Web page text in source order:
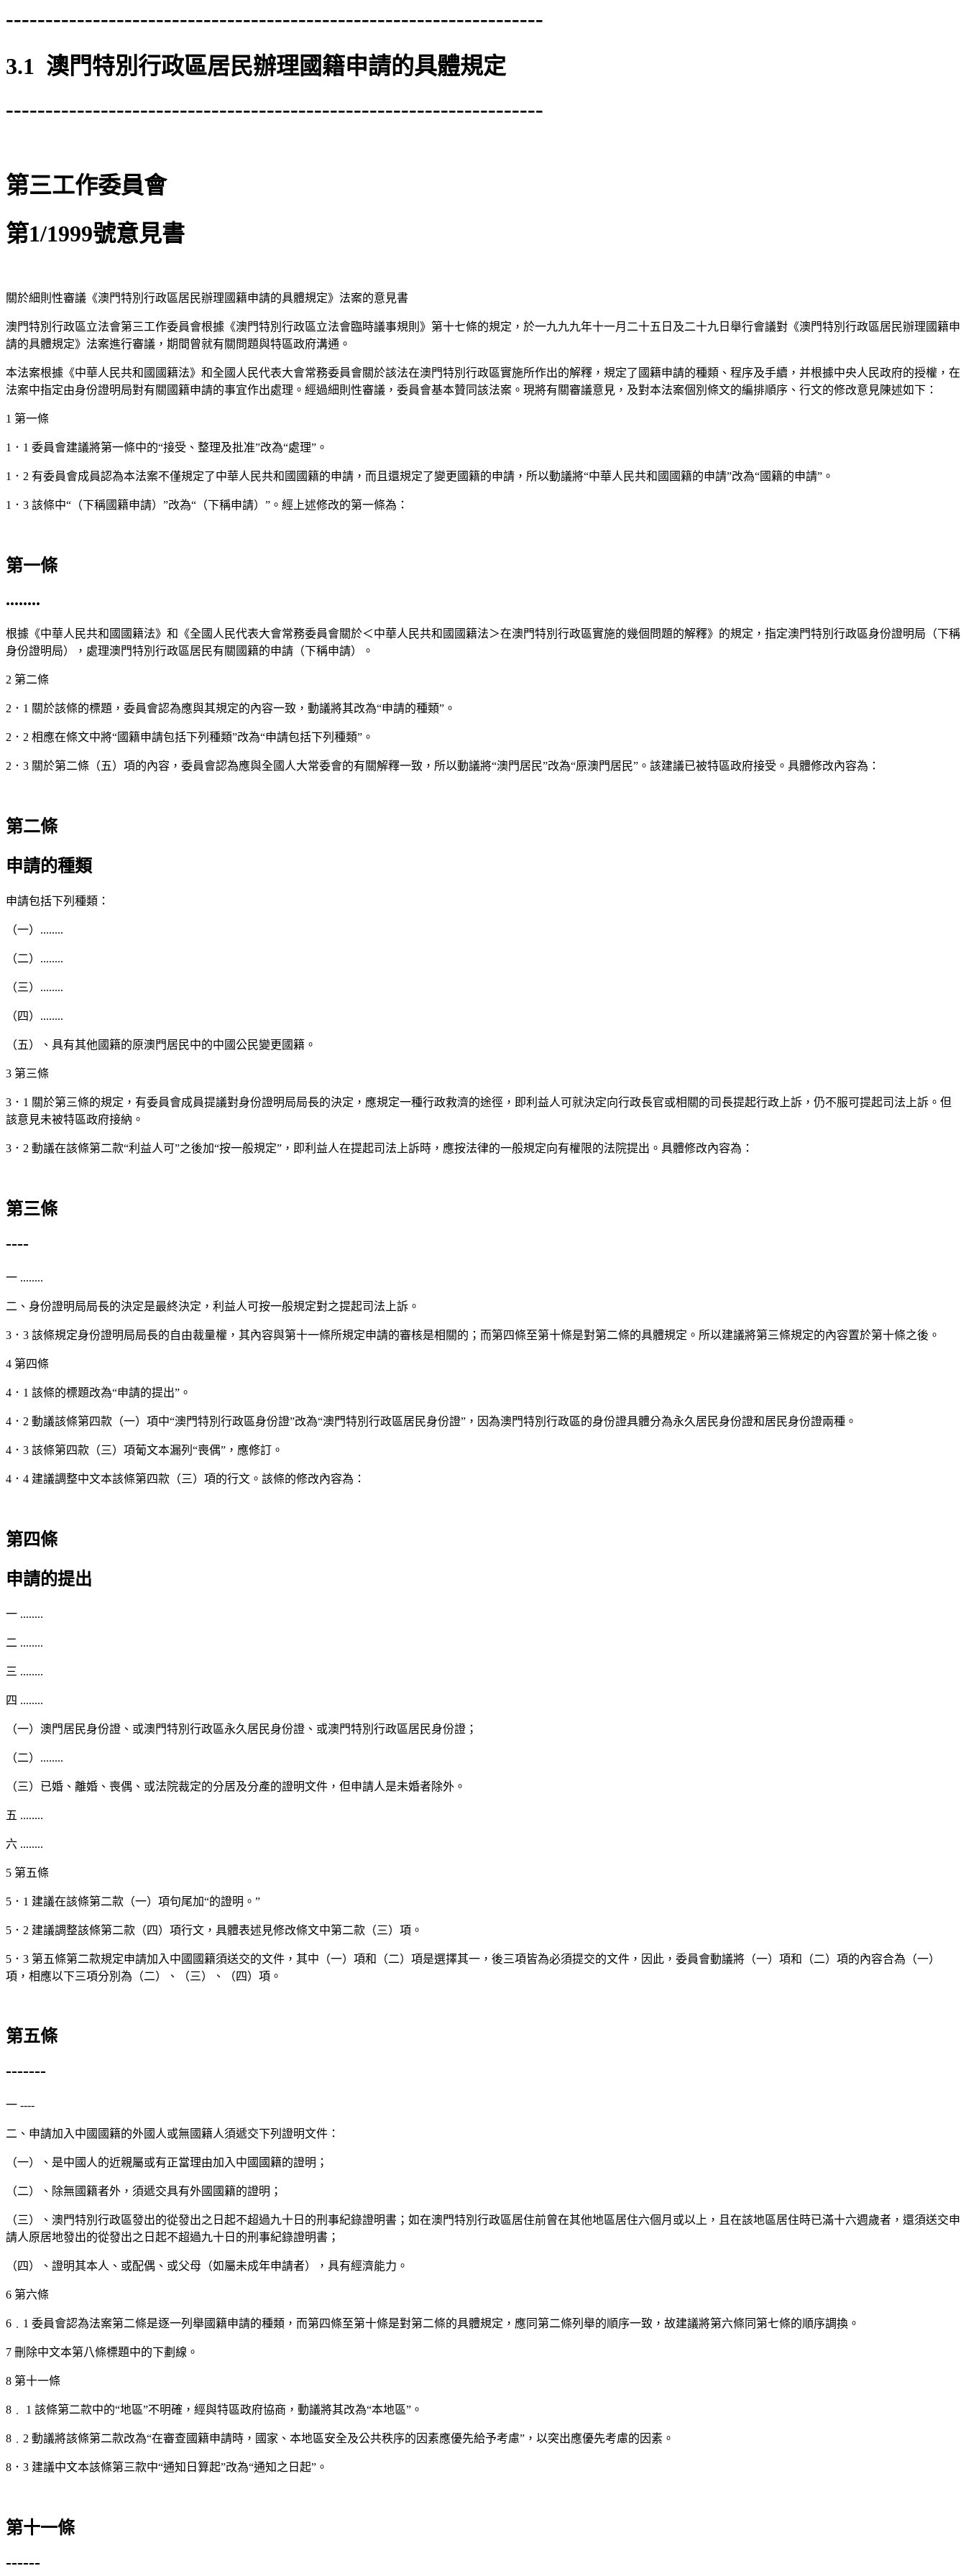
--------------------------------------------------------------------
3.1 澳門特別行政區居民辦理國籍申請的具體規定
--------------------------------------------------------------------
第三工作委員會
第1/1999號意見書
關於細則性審議《澳門特別行政區居民辦理國籍申請的具體規定》法案的意見書
澳門特別行政區立法會第三工作委員會根據《澳門特別行政區立法會臨時議事規則》第十七條的規定，於一九九九年十一月二十五日及二十九日舉行會議對《澳門特別行政區居民辦理國籍申
請的具體規定》法案進行審議，期間曾就有關問題與特區政府溝通。
本法案根據《中華人民共和國國籍法》和全國人民代表大會常務委員會關於該法在澳門特別行政區實施所作出的解釋，規定了國籍申請的種類、程序及手續，并根據中央人民政府的授權，在
法案中指定由身份證明局對有關國籍申請的事宜作出處理。經過細則性審議，委員會基本贊同該法案。現將有關審議意見，及對本法案個別條文的編排順序、行文的修改意見陳述如下：
1 第一條
1．1 委員會建議將第一條中的“接受、整理及批准”改為“處理”。
1．2 有委員會成員認為本法案不僅規定了中華人民共和國國籍的申請，而且還規定了變更國籍的申請，所以動議將“中華人民共和國國籍的申請”改為“國籍的申請”。
1．3 該條中“（下稱國籍申請）”改為“（下稱申請）”。經上述修改的第一條為：
第一條
........
根據《中華人民共和國國籍法》和《全國人民代表大會常務委員會關於＜中華人民共和國國籍法＞在澳門特別行政區實施的幾個問題的解釋》的規定，指定澳門特別行政區身份證明局（下稱
身份證明局），處理澳門特別行政區居民有關國籍的申請（下稱申請）。
2 第二條
2．1 關於該條的標題，委員會認為應與其規定的內容一致，動議將其改為“申請的種類”。
2．2 相應在條文中將“國籍申請包括下列種類”改為“申請包括下列種類”。
2．3 關於第二條（五）項的內容，委員會認為應與全國人大常委會的有關解釋一致，所以動議將“澳門居民”改為“原澳門居民”。該建議已被特區政府接受。具體修改內容為：
第二條
申請的種類
申請包括下列種類：
（一）........
（二）........
（三）........
（四）........
（五）、具有其他國籍的原澳門居民中的中國公民變更國籍。
3 第三條
3．1 關於第三條的規定，有委員會成員提議對身份證明局局長的決定，應規定一種行政救濟的途徑，即利益人可就決定向行政長官或相關的司長提起行政上訴，仍不服可提起司法上訴。但
該意見未被特區政府接納。
3．2 動議在該條第二款“利益人可”之後加“按一般規定”，即利益人在提起司法上訴時，應按法律的一般規定向有權限的法院提出。具體修改內容為：
第三條
----
一 ........
二、身份證明局局長的決定是最終決定，利益人可按一般規定對之提起司法上訴。
3．3 該條規定身份證明局局長的自由裁量權，其內容與第十一條所規定申請的審核是相關的；而第四條至第十條是對第二條的具體規定。所以建議將第三條規定的內容置於第十條之後。
4 第四條
4．1 該條的標題改為“申請的提出”。
4．2 動議該條第四款（一）項中“澳門特別行政區身份證”改為“澳門特別行政區居民身份證”，因為澳門特別行政區的身份證具體分為永久居民身份證和居民身份證兩種。
4．3 該條第四款（三）項葡文本漏列“喪偶”，應修訂。
4．4 建議調整中文本該條第四款（三）項的行文。該條的修改內容為：
第四條
申請的提出
一 ........
二 ........
三 ........
四 ........
（一）澳門居民身份證、或澳門特別行政區永久居民身份證、或澳門特別行政區居民身份證；
（二）........
（三）已婚、離婚、喪偶、或法院裁定的分居及分產的證明文件，但申請人是未婚者除外。
五 ........
六 ........
5 第五條
5．1 建議在該條第二款（一）項句尾加“的證明。”
5．2 建議調整該條第二款（四）項行文，具體表述見修改條文中第二款（三）項。
5．3 第五條第二款規定申請加入中國國籍須送交的文件，其中（一）項和（二）項是選擇其一，後三項皆為必須提交的文件，因此，委員會動議將（一）項和（二）項的內容合為（一）
項，相應以下三項分別為（二）、（三）、（四）項。
第五條
-------
一 ----
二、申請加入中國國籍的外國人或無國籍人須遞交下列證明文件：
（一）、是中國人的近親屬或有正當理由加入中國國籍的證明；
（二）、除無國籍者外，須遞交具有外國國籍的證明；
（三）、澳門特別行政區發出的從發出之日起不超過九十日的刑事紀錄證明書；如在澳門特別行政區居住前曾在其他地區居住六個月或以上，且在該地區居住時已滿十六週歲者，還須送交申
請人原居地發出的從發出之日起不超過九十日的刑事紀錄證明書；
（四）、證明其本人、或配偶、或父母（如屬未成年申請者），具有經濟能力。
6 第六條
6﹒1 委員會認為法案第二條是逐一列舉國籍申請的種類，而第四條至第十條是對第二條的具體規定，應同第二條列舉的順序一致，故建議將第六條同第七條的順序調換。
7 刪除中文本第八條標題中的下劃線。
8 第十一條
8﹒ 1 該條第二款中的“地區”不明確，經與特區政府協商，動議將其改為“本地區”。
8﹒2 動議將該條第二款改為“在審查國籍申請時，國家、本地區安全及公共秩序的因素應優先給予考慮”，以突出應優先考慮的因素。
8．3 建議中文本該條第三款中“通知日算起”改為“通知之日起”。
第十一條
------